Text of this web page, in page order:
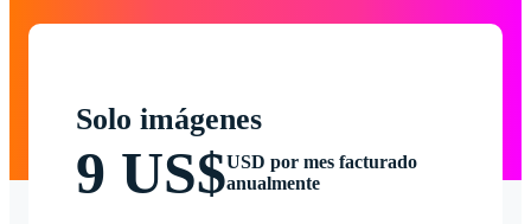
Solo imágenes
9 US$USD por mes facturado
anualmente